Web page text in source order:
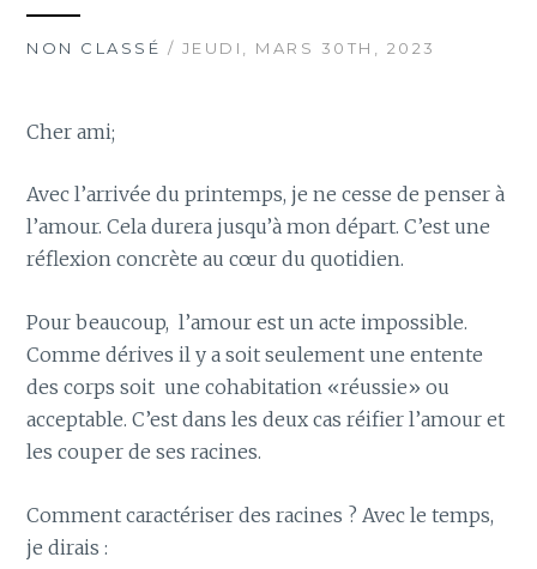
NON CLASSÉ / JEUDI, MARS 30TH, 2023
Cher ami;
Avec l’arrivée du printemps, je ne cesse de penser à
l’amour. Cela durera jusqu’à mon départ. C’est une
réflexion concrète au cœur du quotidien.
Pour beaucoup, l’amour est un acte impossible.
Comme dérives il y a soit seulement une entente
des corps soit une cohabitation «réussie» ou
acceptable. C’est dans les deux cas réifier l’amour et
les couper de ses racines.
Comment caractériser des racines ? Avec le temps,
je dirais :